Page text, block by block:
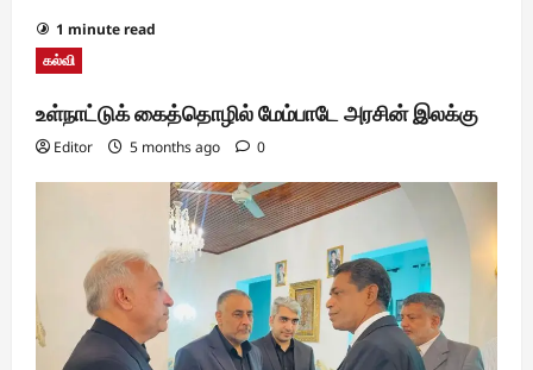
1 minute read
கல்வி
உள்நாட்டுக் கைத்தொழில் மேம்பாடே அரசின் இலக்கு
Editor 5 months ago 0